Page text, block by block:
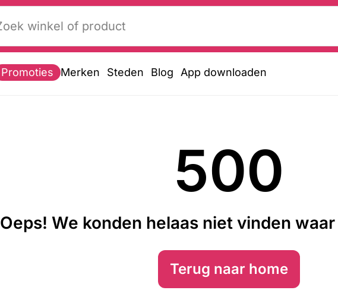
Promoties Merken Steden Blog App downloaden
500
Oeps! We konden helaas niet vinden
Terug naar home